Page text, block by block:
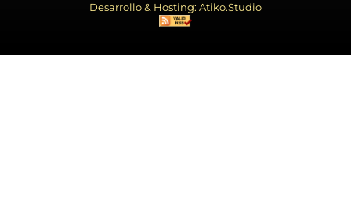
Desarrollo & Hosting: Atiko.Studio